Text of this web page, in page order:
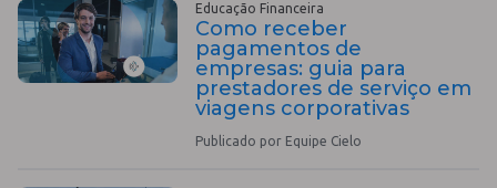
Educação Financeira
Como receber
pagamentos de
empresas: guia para
prestadores de serviço em
viagens corporativas
Publicado por Equipe Cielo